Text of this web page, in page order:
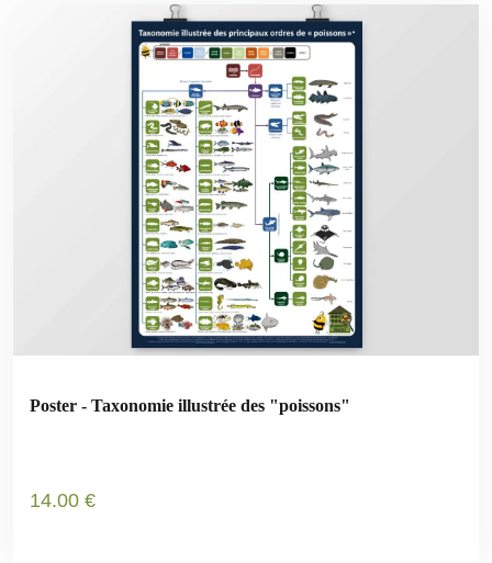
Poster - Taxonomie illustrée des "poissons"
14.00 €